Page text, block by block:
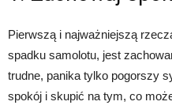
Pierwszą i najważniejszą
spadku samolotu, jest
trudne, panika tylko pogorszy
spokój i skupić na tym, co